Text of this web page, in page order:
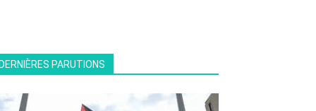
DERNIÈRES PARUTIONS